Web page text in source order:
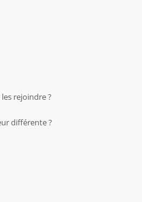
rejoindre ?
différente ?